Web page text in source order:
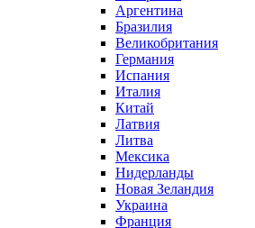
Аргентина
Бразилия
Великобритания
Германия
Испания
Италия
Китай
Латвия
Литва
Мексика
Нидерланды
Новая Зеландия
Украина
Франция